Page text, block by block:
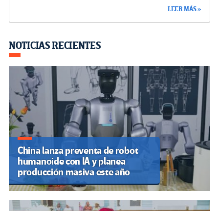
o
k
m n
tir
LEER MÁS »
NOTICIAS RECIENTES
China lanza preventa de robot
humanoide con IA y planea
producción masiva este año